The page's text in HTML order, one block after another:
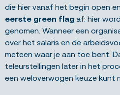
die hier vanaf het begin open
eerste green flag af: hier
genomen. Wanneer een
over het salaris en de
meteen waar je aan toe bent.
teleurstellingen later in het
een weloverwogen keuze kunt